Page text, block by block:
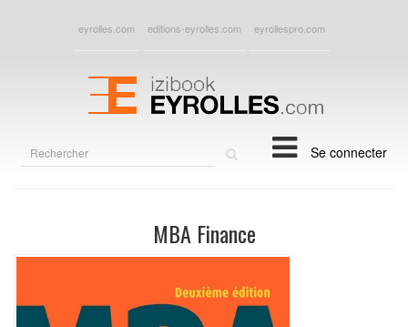
eyrolles.com editions-eyrolles.com eyrollespro.com
Se connecter
MBA Finance